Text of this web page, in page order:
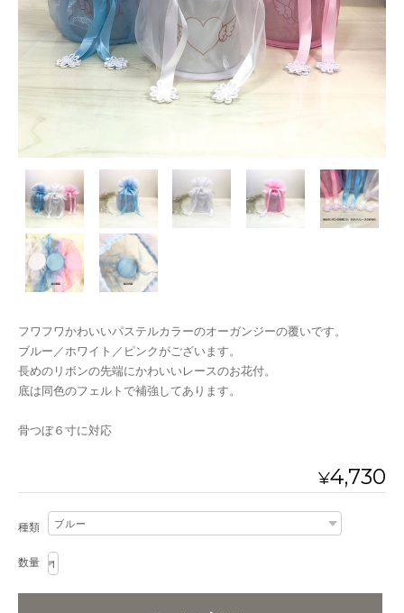
フワフワかわいいパステルカラーのオーガンジーの覆いです。
ブルー／ホワイト／ピンクがございます。
長めのリボンの先端にかわいいレースのお花付。
底は同色のフェルトで補強してあります。
骨つぼ６寸に対応
¥4,730
種類
数量